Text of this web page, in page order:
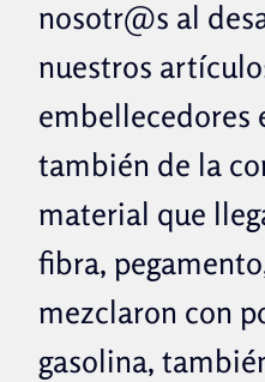
nosotr@s al
nuestros
embellecedores
también de la
material que
fibra,
mezclaron con
gasolina,